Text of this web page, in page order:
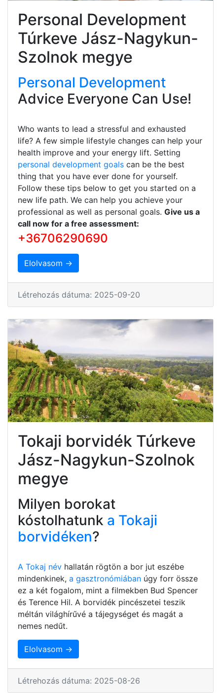
Personal Development
Túrkeve Jász-Nagykun-
Szolnok megye
Personal Development
Advice Everyone Can Use!
Who wants to lead a stressful and exhausted
life? A few simple lifestyle changes can help your
health improve and your energy lift. Setting
personal development goals can be the best
thing that you have ever done for yourself.
Follow these tips below to get you started on a
new life path. We can help you achieve your
professional as well as personal goals. Give us a
call now for a free assessment:
+36706290690
Elolvasom →
Létrehozás dátuma: 2025-09-20
Tokaji borvidék Túrkeve
Jász-Nagykun-Szolnok
megye
Milyen borokat
kóstolhatunk a Tokaji
borvidéken?
A Tokaj név hallatán rögtön a bor jut eszébe
mindenkinek, a gasztronómiában úgy forr össze
ez a két fogalom, mint a filmekben Bud Spencer
és Terence Hil. A borvidék pincészetei teszik
méltán világhírűvé a tájegységet és magát a
nemes nedűt.
Elolvasom →
Létrehozás dátuma: 2025-08-26